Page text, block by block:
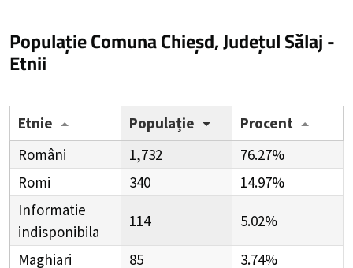
Populație Comuna Chieșd, Județul Sălaj -
Etnii
Etnie Populație
Procent
Români
1,732
76.27%
Romi
340
14.97%
Informatie
indisponibila
114 5.02%
Maghiari 85 3.74%